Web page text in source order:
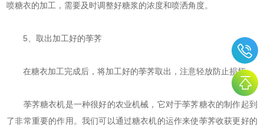
喷糖衣的加工，需要及时调整好糖浆的浓度和喷洒角度。
5、取出加工好的荸荠
在糖衣加工完成后，将加工好的荸荠取出，注意轻放防止损坏。
荸荠糖衣机是一种很好的农业机械，它对于荸荠糖衣的制作起到
了非常重要的作用。我们可以通过糖衣机的运作来使荸荠收获更好的